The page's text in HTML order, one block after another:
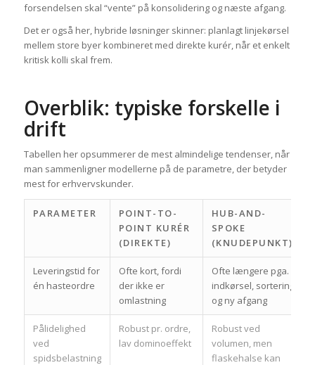
forsendelsen skal “vente” på konsolidering og næste afgang.
Det er også her, hybride løsninger skinner: planlagt linjekørsel
mellem store byer kombineret med direkte kurér, når et enkelt
kritisk kolli skal frem.
Overblik: typiske forskelle i
drift
Tabellen her opsummerer de mest almindelige tendenser, når
man sammenligner modellerne på de parametre, der betyder
mest for erhvervskunder.
PARAMETER
POINT-TO-
POINT KURÉR
(DIREKTE)
HUB-AND-
SPOKE
(KNUDEPUNKT)
Leveringstid for
én hasteordre
Ofte kort, fordi
der ikke er
omlastning
Ofte længere pga.
indkørsel, sortering
og ny afgang
Pålidelighed
ved
spidsbelastning
Robust pr. ordre,
lav dominoeffekt
Robust ved
volumen, men
flaskehalse kan